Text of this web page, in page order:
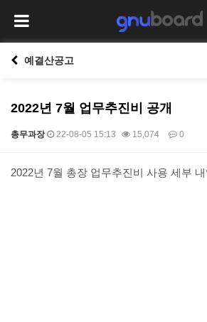
예결산공고
2022년 7월 업무추진비 공개
총무과장 22-08-05 15:13 15,074 0
본문
2022년 7월 총장 업무추진비 사용 세부